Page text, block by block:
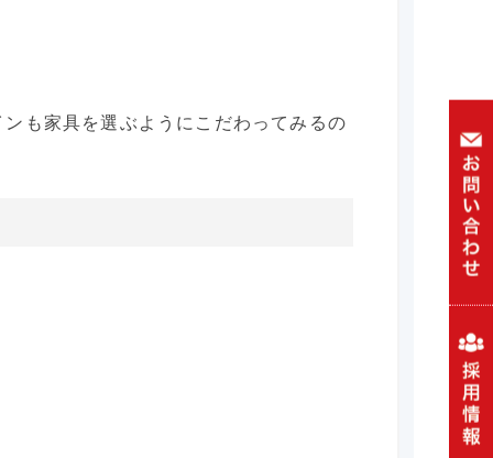
も家具を選ぶようにこだわってみるの